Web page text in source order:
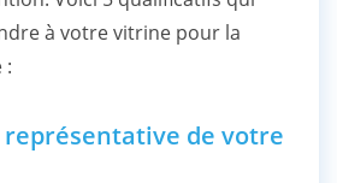
à votre vitrine pour la
:
de votre